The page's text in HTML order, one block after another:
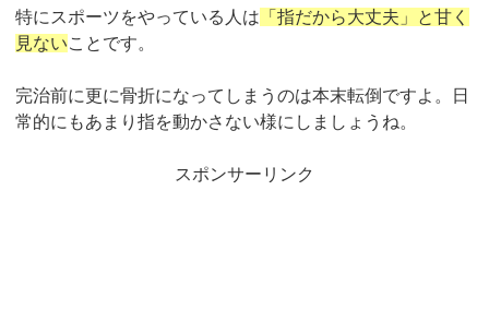
特にスポーツをやっている人は 「指だから大丈夫」と甘く
見ないことです。
完治前に更に骨折になってしまうのは本末転倒ですよ。日
常的にもあまり指を動かさない様にしましょうね。
スポンサーリンク